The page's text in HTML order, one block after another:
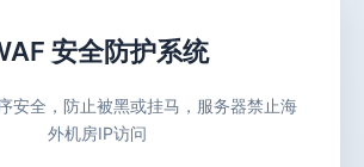
安全防护系统
安全，防止被黑或挂马，服务器禁止海
外机房IP访问